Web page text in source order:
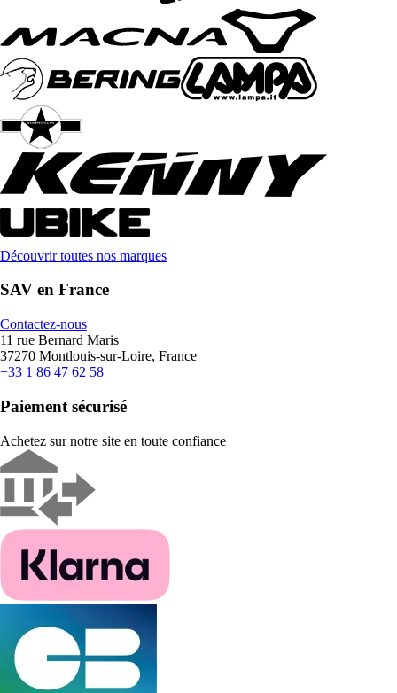
Découvrir toutes nos marques
SAV en France
Contactez-nous
11 rue Bernard Maris
37270 Montlouis-sur-Loire, France
+33 1 86 47 62 58
Paiement sécurisé
Achetez sur notre site en toute confiance